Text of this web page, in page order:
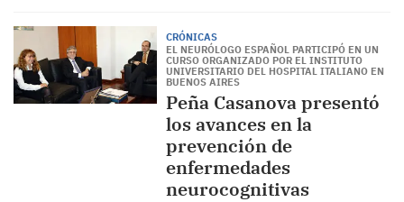
CRÓNICAS
EL NEURÓLOGO ESPAÑOL PARTICIPÓ EN UN
CURSO ORGANIZADO POR EL INSTITUTO
UNIVERSITARIO DEL HOSPITAL ITALIANO EN
BUENOS AIRES
Peña Casanova presentó
los avances en la
prevención de
enfermedades
neurocognitivas